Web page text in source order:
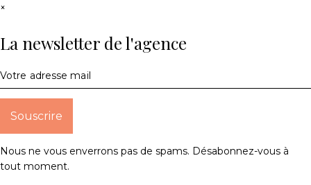
×
La newsletter de l'agence
Nous ne vous enverrons pas de spams. Désabonnez-vous à
tout moment.